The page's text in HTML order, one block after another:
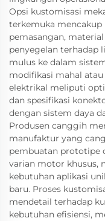
Opsi kustomisasi
terkemuka
pemasangan,
penyegelan terhadap
mulus ke dalam
modifikasi mahal
elektrikal meliputi
dan spesifikasi
dengan sistem daya
Produsen canggih
manufaktur yang
pembuatan prototipe
varian motor khusus,
kebutuhan aplikasi
baru. Proses
mendetail terhadap
kebutuhan efisiensi,